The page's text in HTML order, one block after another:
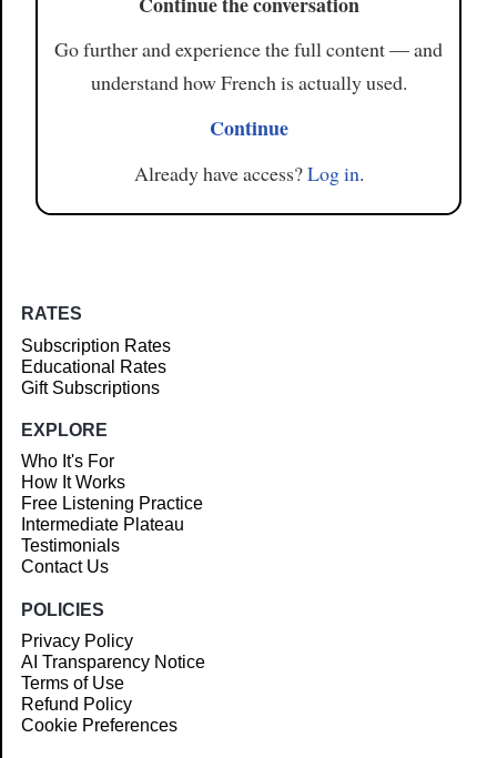
Go further and experience the full content — and
understand how French is actually used.
Continue
Already have access?Log in.
RATES
Subscription Rates
Educational Rates
Gift Subscriptions
EXPLORE
Who It's For
How It Works
Free Listening Practice
Intermediate Plateau
Testimonials
Contact Us
POLICIES
Privacy Policy
AI Transparency Notice
Terms of Use
Refund Policy
Cookie Preferences